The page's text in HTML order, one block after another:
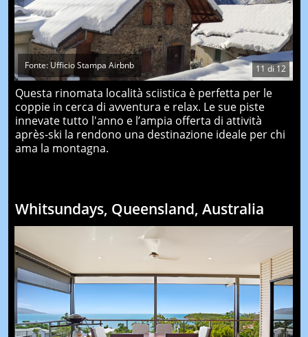
11 di 12
Fonte: Ufficio Stampa Airbnb
Questa rinomata località sciistica è perfetta per le
coppie in cerca di avventura e relax. Le sue piste
innevate tutto l'anno e l’ampia offerta di attività
après-ski la rendono una destinazione ideale per chi
ama la montagna.
Whitsundays, Queensland, Australia